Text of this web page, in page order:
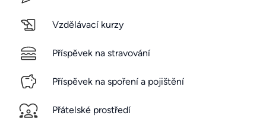
Vzdělávací kurzy
Příspěvek na stravování
Příspěvek na spoření a pojištění
Přátelské prostředí